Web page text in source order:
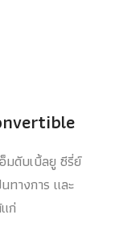
มดับเบิ้ลยู ซีรี่ย์
ทางการ และ
ก่